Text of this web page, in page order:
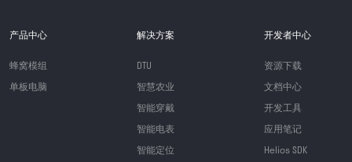
产品中心
蜂窝模组
单板电脑
解决方案
DTU
智慧农业
智能穿戴
智能电表
智能定位
开发者中心
资源下载
文档中心
开发工具
应用笔记
Helios SDK